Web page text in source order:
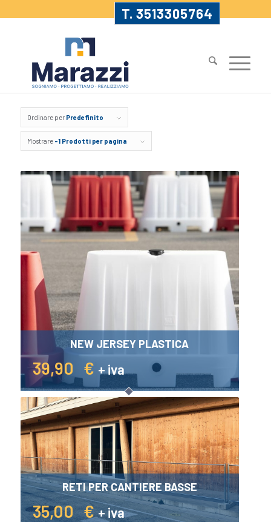
T. 3513305764
Ordinare per Predefinito
Mostrare -1 Prodotti per pagina
NEW JERSEY PLASTICA
39,90 € + iva
RETI PER CANTIERE BASSE
35,00 € + iva